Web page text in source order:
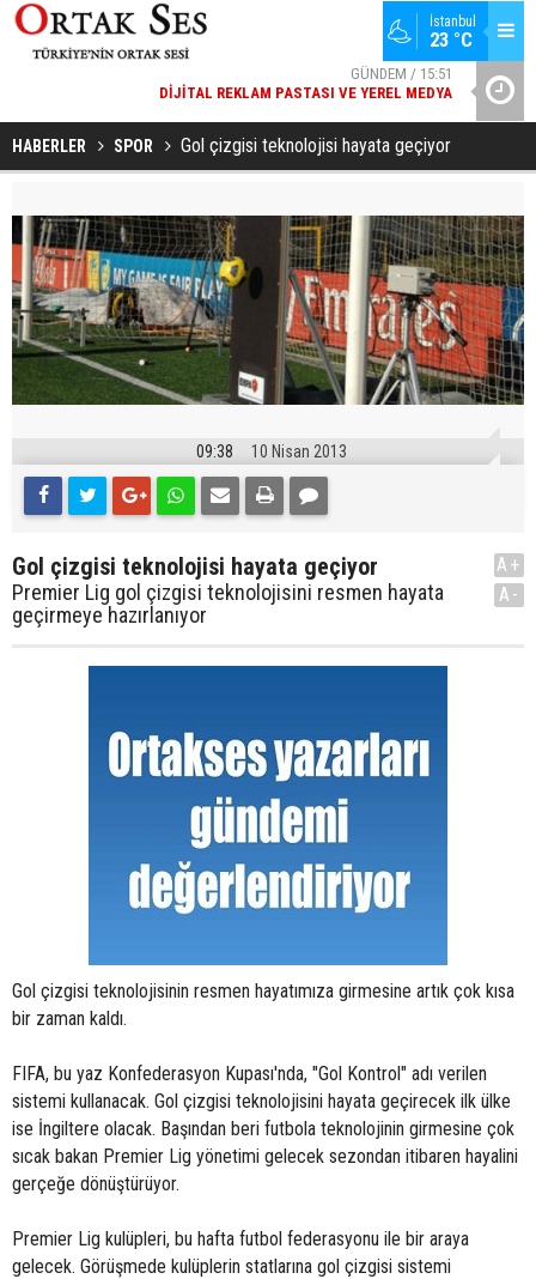
İstanbul
23 °C
GÜNDEM / 15:51
DIJITAL REKLAM PASTASI VE YEREL MEDYA
SPOR / 14:20
GENÇLERBIRLIĞI SPOR KULÜBÜNDEN AÇIKLAMA GELDI
HABERLER SPOR Gol çizgisi teknolojisi hayata geçiyor
09:38 10 Nisan 2013
Gol çizgisi teknolojisi hayata geçiyor
Premier Lig gol çizgisi teknolojisini resmen hayata
geçirmeye hazırlanıyor
A+
A-
Gol çizgisi teknolojisinin resmen hayatımıza girmesine artık çok kısa
bir zaman kaldı.
FIFA, bu yaz Konfederasyon Kupası'nda, "Gol Kontrol" adı verilen
sistemi kullanacak. Gol çizgisi teknolojisini hayata geçirecek ilk ülke
ise İngiltere olacak. Başından beri futbola teknolojinin girmesine çok
sıcak bakan Premier Lig yönetimi gelecek sezondan itibaren hayalini
gerçeğe dönüştürüyor.
Premier Lig kulüpleri, bu hafta futbol federasyonu ile bir araya
gelecek. Görüşmede kulüplerin statlarına gol çizgisi sistemi